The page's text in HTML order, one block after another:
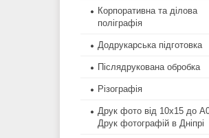
Корпоративна та ділова
поліграфія
Додрукарська підготовка
Післядрукована обробка
Різографія
Друк фото від 10х15 до
Друк фотографій в Дніпрі